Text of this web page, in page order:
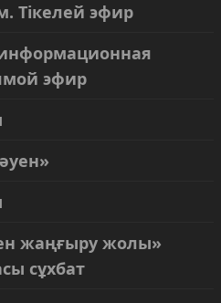
Тікелей эфир
эфир
жаңғыру жолы»
сұхбат